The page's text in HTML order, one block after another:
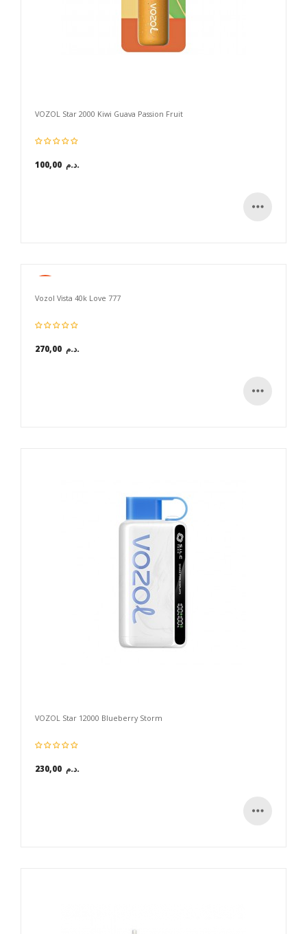
VOZOL Star 2000 Kiwi Guava Passion Fruit
100,00 د.م.
Vozol Vista 40k Love 777
270,00 د.م.
VOZOL Star 12000 Blueberry Storm
230,00 د.م.